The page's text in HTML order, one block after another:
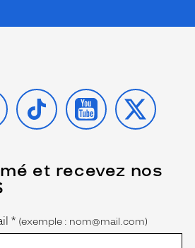
TIKTOK YOUTUBE
X
et recevez nos
* (exemple : nom@mail.com)